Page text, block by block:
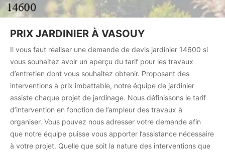
PRIX JARDINIER À VASOUY
Il vous faut réaliser une demande de devis jardinier 14600 si
vous souhaitez avoir un aperçu du tarif pour les travaux
d’entretien dont vous souhaitez obtenir. Proposant des
interventions à prix imbattable, notre équipe de jardinier
assiste chaque projet de jardinage. Nous définissons le tarif
d’intervention en fonction de l’ampleur des travaux à
organiser. Vous pouvez nous adresser votre demande afin
que notre équipe puisse vous apporter l’assistance nécessaire
à votre projet. Quelle que soit la nature des interventions que